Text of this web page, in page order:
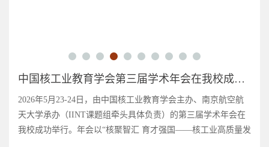
中国核工业教育学会第三届学术年会在我校成功举办
教育学会主办、南京航空航
负责）的第三届学术年会在
育才强国——核工业高质量发
2026年5月24日，IINT课题组牵头筹建的
仪器教育分会正式成立。分会成立大会
会议在南京隆重召开。分会的成立，标